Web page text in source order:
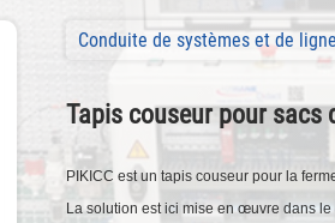
Conduite de systèmes et de
Tapis couseur pour sacs
PIKICC est un tapis couseur pour la
La solution est ici mise en œuvre dans